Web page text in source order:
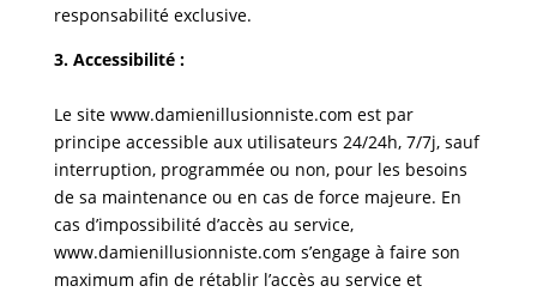
responsabilité exclusive.
3. Accessibilité :
Le site www.damienillusionniste.com est par
principe accessible aux utilisateurs 24/24h, 7/7j, sauf
interruption, programmée ou non, pour les besoins
de sa maintenance ou en cas de force majeure. En
cas d’impossibilité d’accès au service,
www.damienillusionniste.com s’engage à faire son
maximum afin de rétablir l’accès au service et